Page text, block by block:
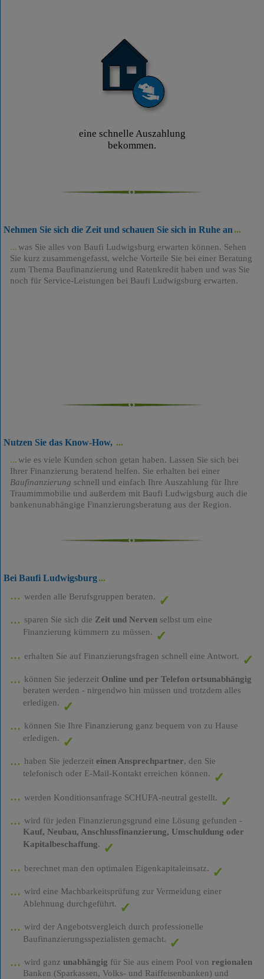
eine schnelle Auszahlung
bekommen.
Nehmen Sie sich die Zeit und schauen Sie sich in Ruhe an
was Sie alles von Baufi Ludwigsburg erwarten können. Sehen
Sie kurz zusammengefasst, welche Vorteile Sie bei einer Beratung
zum Thema Baufinanzierung und Ratenkredit haben und was Sie
noch für Service-Leistungen bei Baufi Ludwigsburg erwarten.
Nutzen Sie das Know-How,
wie es viele Kunden schon getan haben. Lassen Sie sich bei
Ihrer Finanzierung beratend helfen. Sie erhalten bei einer
Baufinanzierung schnell und einfach Ihre Auszahlung für Ihre
Traumimmobilie und außerdem mit Baufi Ludwigsburg auch die
bankenunabhängige Finanzierungsberatung aus der Region.
Bei Baufi Ludwigsburg
werden alle Berufsgruppen beraten.
sparen Sie sich die Zeit und Nervenselbst um eine
Finanzierung kümmern zu müssen.
erhalten Sie auf Finanzierungsfragen schnell eine Antwort.
können Sie jederzeit Online und per Telefon ortsunabhängig
beraten werden - nirgendwo hin müssen und trotzdem alles
erledigen.
können Sie Ihre Finanzierung ganz bequem von zu Hause
erledigen.
haben Sie jederzeit einen Ansprechpartner, den Sie
telefonisch oder E-Mail-Kontakt erreichen können.
werden Konditionsanfrage SCHUFA-neutral gestellt.
wird für jeden Finanzierungsgrund eine Lösung gefunden -
Kauf, Neubau, Anschlussfinanzierung, Umschuldung oder
Kapitalbeschaffung.
berechnet man den optimalen Eigenkapitaleinsatz.
wird eine Machbarkeitsprüfung zur Vermeidung einer
Ablehnung durchgeführt.
wird der Angebotsvergleich durch professionelle
Baufinanzierungsspezialisten gemacht.
wird ganz unabhängig für Sie aus einem Pool von regionalen
Banken (Sparkassen, Volks- und Raiffeisenbanken) und